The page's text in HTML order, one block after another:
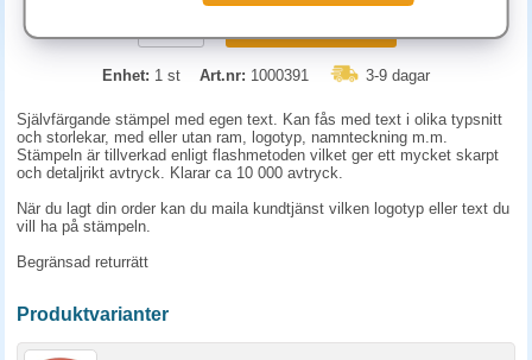
Enhet: 1 st Art.nr: 1000391 3-9 dagar
Självfärgande stämpel med egen text. Kan fås med text i olika typsnitt
och storlekar, med eller utan ram, logotyp, namnteckning m.m.
Stämpeln är tillverkad enligt flashmetoden vilket ger ett mycket skarpt
och detaljrikt avtryck. Klarar ca 10 000 avtryck.
När du lagt din order kan du maila kundtjänst vilken logotyp eller text du
vill ha på stämpeln.
Begränsad returrätt
Produktvarianter